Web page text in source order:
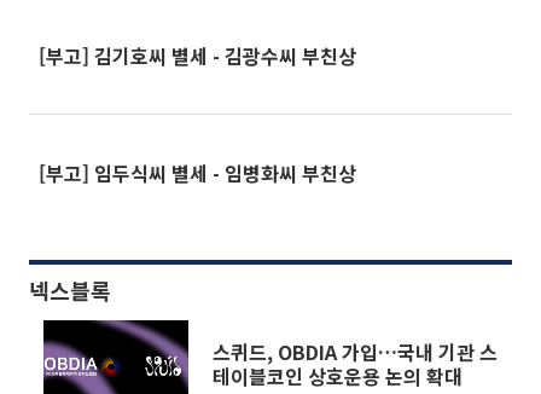
[부고] 김기호씨 별세 - 김광수씨 부친상
[부고] 임두식씨 별세 - 임병화씨 부친상
넥스블록
스퀴드, OBDIA 가입…국내 기관 스
테이블코인 상호운용 논의 확대